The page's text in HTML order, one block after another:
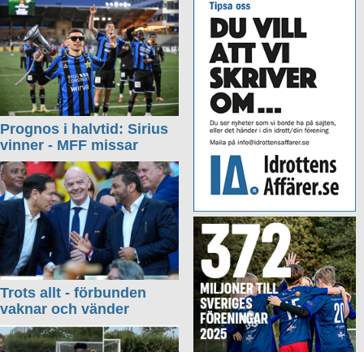
Prognos i halvtid: Sirius
vinner - MFF missar
Trots allt - förbunden
vaknar och vänder